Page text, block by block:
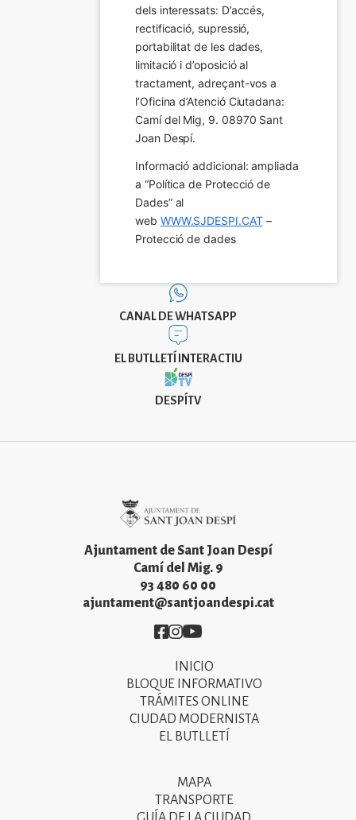
dels interessats: D’accés,
rectificació, supressió,
portabilitat de les dades,
limitació i d’oposició al
tractament, adreçant-vos a
l’Oficina d’Atenció Ciutadana:
Camí del Mig, 9. 08970 Sant
Joan Despí.
Informació addicional: ampliada
a “Política de Protecció de
Dades” al
web WWW.SJDESPI.CAT –
Protecció de dades
CANAL DE WHATSAPP
EL BUTLLETÍ INTERACTIU
DESPÍTV
Ajuntament de Sant Joan Despí
Camí del Mig. 9
93 480 60 00
ajuntament@santjoandespi.cat
Imatge
Imatge
Imatge
INICIO
BLOQUE INFORMATIVO
TRÁMITES ONLINE
CIUDAD MODERNISTA
EL BUTLLETÍ
MAPA
TRANSPORTE